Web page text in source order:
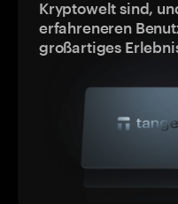
Kryptowelt sind,
erfahreneren
großartiges